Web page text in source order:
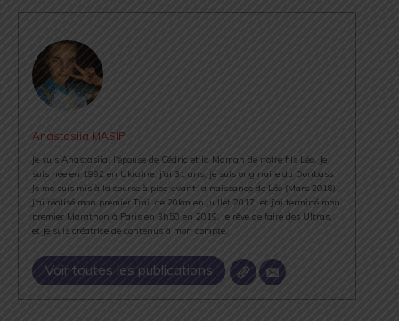
Anastasiia MASIP
Je suis Anastasiia, l'épouse de Cédric et la Maman de notre fils Léo. Je
suis née en 1992 en Ukraine, j'ai 31 ans, je suis originaire du Donbass.
Je me suis mis à la course à pied avant la naissance de Léo (Mars 2018).
J'ai réalisé mon premier Trail de 20km en Juillet 2017, et j'ai terminé mon
premier Marathon à Paris en 3h50 en 2019. Je rêve de faire des Ultras,
et je suis créatrice de contenus à mon compte.
Voir toutes les publications